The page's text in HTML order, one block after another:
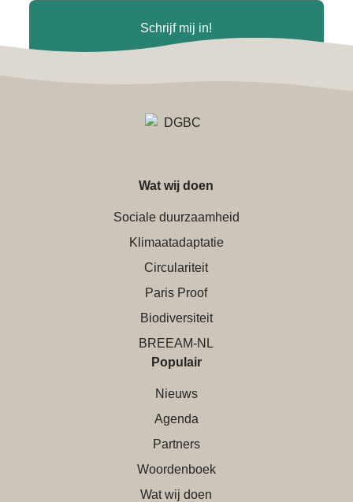
Schrijf mij in!
Wat wij doen
Sociale duurzaamheid
Klimaatadaptatie
Circulariteit
Paris Proof
Biodiversiteit
BREEAM-NL
Populair
Nieuws
Agenda
Partners
Woordenboek
Wat wij doen